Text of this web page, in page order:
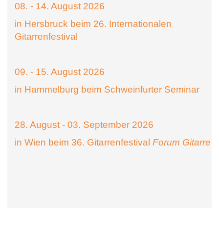
08. - 14. August 2026
in Hersbruck beim 26. Internationalen
Gitarrenfestival
09. - 15. August 2026
in Hammelburg beim Schweinfurter Seminar
28. August - 03. September 2026
in Wien beim 36. Gitarrenfestival Forum Gitarre